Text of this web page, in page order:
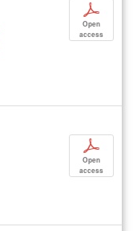
p
Open
access
p
Open
access